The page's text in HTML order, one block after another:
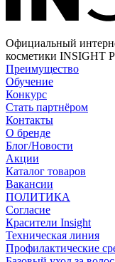
Официальный
косметики INSIGHT
Преимущество
Обучение
Конкурс
Стать партнёром
Контакты
О бренде
Блог/Новости
Акции
Каталог товаров
Вакансии
ПОЛИТИКА
Согласие
Краcители Insight
Техническая линия
Профилактические